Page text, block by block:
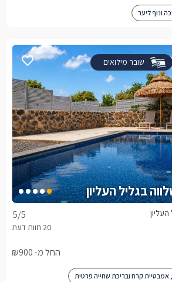
ונוף ליער
שובר מילואים
בגליל העליון
5/5
החל מ- ₪900
אמבטיית קרח ובריכת שחייה פרטית